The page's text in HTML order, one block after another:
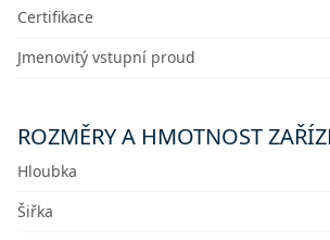
Certifikace
Jmenovitý vstupní proud
ROZMĚRY A HMOTNOST
Hloubka
Šiřka